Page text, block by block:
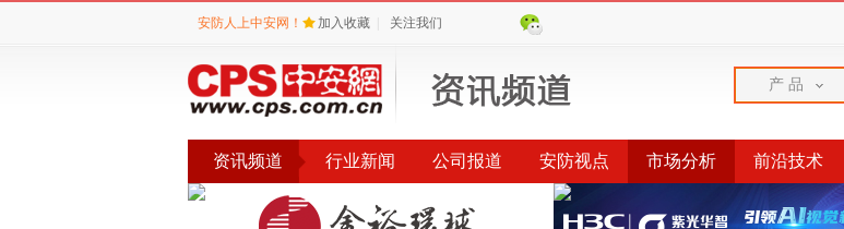
安防人上中安网！ 加入收藏 关注我们
产 品
资讯频道 行业新闻 公司报道 安防视点 市场分析 前沿技术
公告 评选 榜单